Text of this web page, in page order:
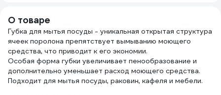
О товаре
Губка для мытья посуды - уникальная открытая структура
ячеек поролона препятствует вымыванию моющего
средства, что приводит к его экономии.
Особая форма губки увеличивает пенообразование и
дополнительно уменьшает расход моющего средства.
Подходит для мытья посуды, раковин, кафеля и мебели.